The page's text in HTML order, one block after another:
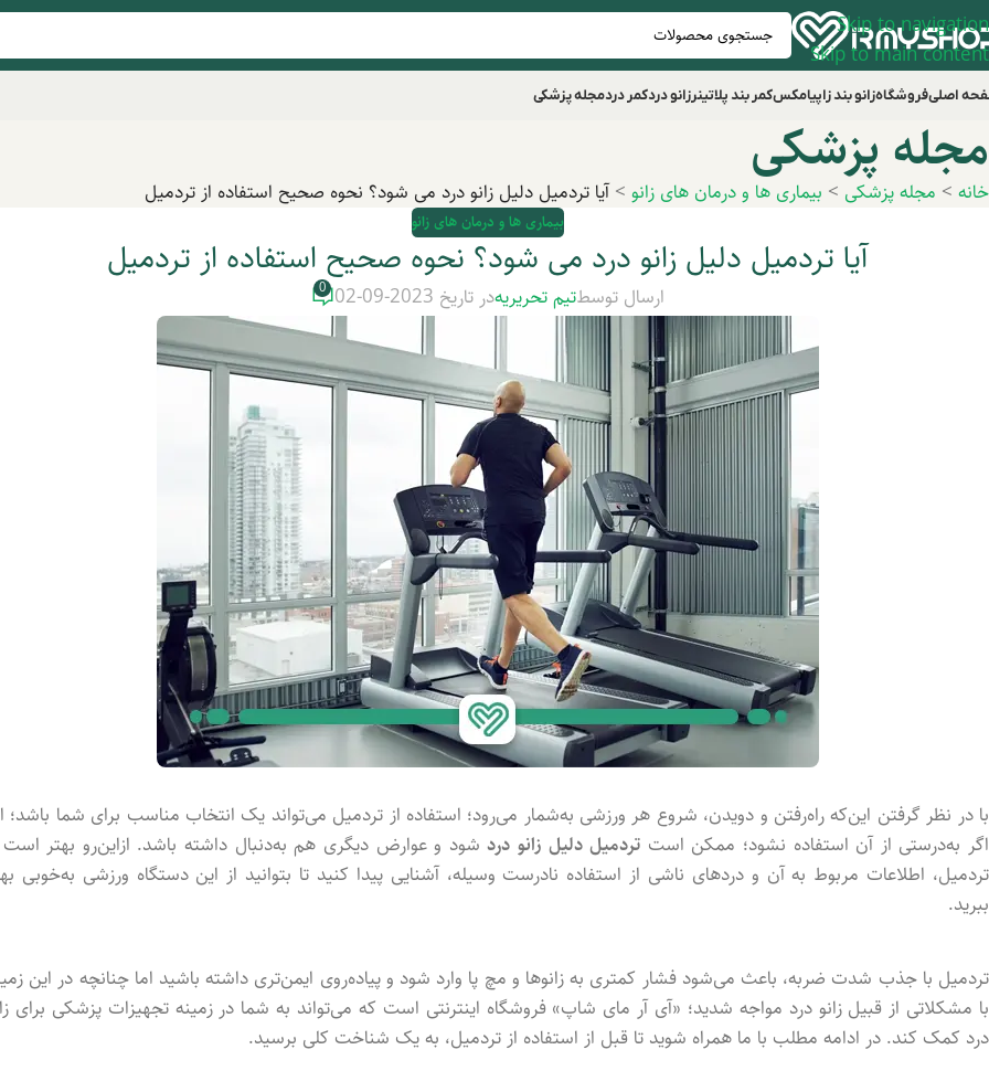
Skip to navigation
Skip to main content
اصلیفروشگاهزانو بند زاپیامکسکمر بند پلاتینرزانو دردکمر دردمجله پزشکی
مجله پزشکی
خانه > مجله پزشکی > بیماری ها و درمان های زانو >آیا تردمیل دلیل زانو درد می شود؟ نحوه صحیح استفاده از تردمیل
بیماری ها و درمان های زانو
آیا تردمیل دلیل زانو درد می شود؟ نحوه صحیح استفاده از تردمیل
ارسال توسطتیم تحریریهدر تاریخ 2023-09-02 0
با در نظر گرفتن این‌که راه‌رفتن و دویدن، شروع هر ورزشی به‌شمار می‌رود؛ استفاده از تردمیل می‌تواند یک انتخاب مناسب برای شما باشد؛
اگر به‌درستی از آن استفاده نشود؛ ممکن است تردمیل دلیل زانو دردشود و عوارض دیگری هم به‌دنبال داشته باشد. ازاین‌رو بهتر است
تردمیل، اطلاعات مربوط به آن و دردهای ناشی از استفاده نادرست وسیله، آشنایی پیدا کنید تا بتوانید از این دستگاه ورزشی به‌خوبی
ببرید.
تردمیل با جذب شدت ضربه، باعث می‌شود فشار کمتری به زانوها و مچ ‌پا وارد شود و پیاده‌روی ایمن‌تری داشته باشید اما چنانچه در این
با مشکلاتی از قبیل زانو درد مواجه شدید؛ «آی آر مای شاپ» فروشگاه اینترنتی است که می‌تواند به شما در زمینه تجهیزات پزشکی برای
درد کمک کند. در ادامه مطلب با ما همراه شوید تا قبل از استفاده از تردمیل، به یک شناخت کلی برسید.